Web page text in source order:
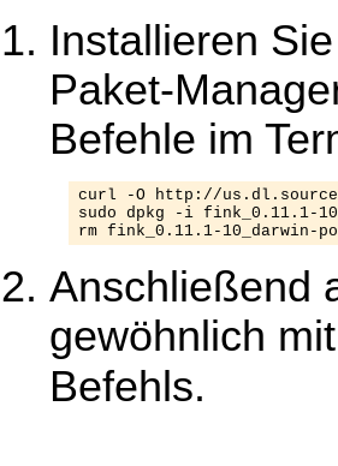
Installieren
Paket-
Befehle im
curl -O http://
sudo dpkg -i fink_0.11.1-
rm fink_0.11.1-10_darwin-
Anschließend
gewöhnlich
Befehls.